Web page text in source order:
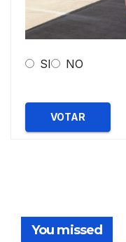
SI NO
VOTAR
You missed